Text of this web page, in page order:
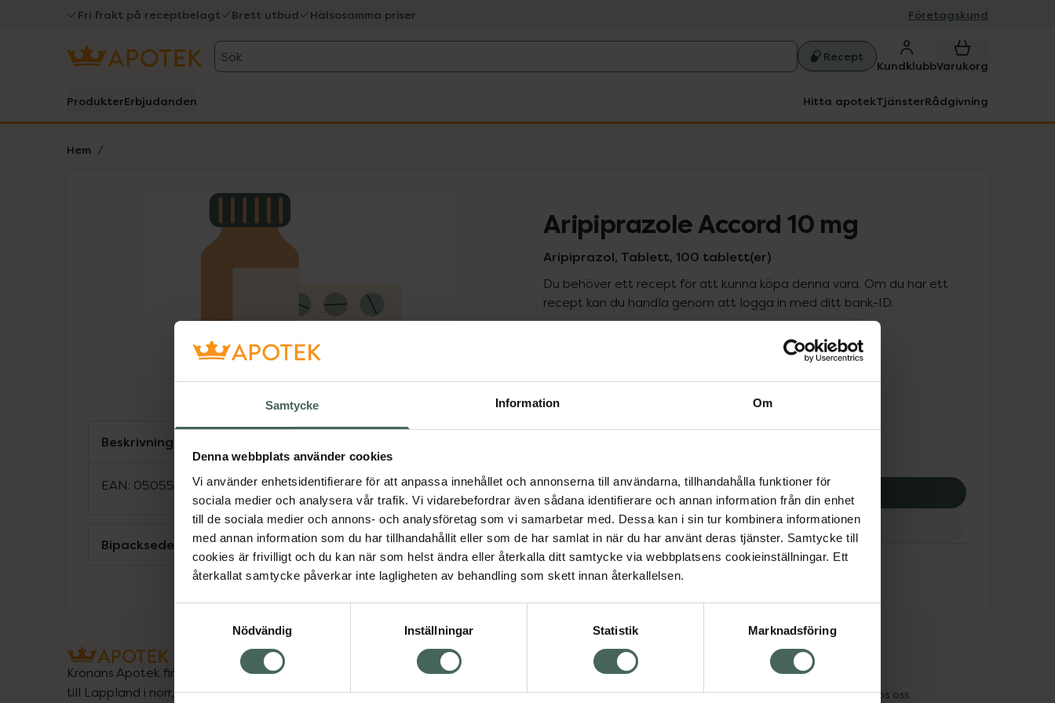
Samtycke Information Om
Denna webbplats använder cookies
Vi använder enhetsidentifierare för att anpassa innehållet och annonserna till användarna, tillhandahålla funktioner för
sociala medier och analysera vår trafik. Vi vidarebefordrar även sådana identifierare och annan information från din enhet
till de sociala medier och annons- och analysföretag som vi samarbetar med. Dessa kan i sin tur kombinera informationen
med annan information som du har tillhandahållit eller som de har samlat in när du har använt deras tjänster. Samtycke till
cookies är frivilligt och du kan när som helst ändra eller återkalla ditt samtycke via webbplatsens cookieinställningar. Ett
återkallat samtycke påverkar inte lagligheten av behandling som skett innan återkallelsen.
Nödvändig
Inställningar Statistik Marknadsföring
Fri frakt på receptbelagt Brett utbud Hälsosamma priser Företagskund
Sök Recept
KundklubbVarukorg
ProdukterErbjudanden Hitta apotekTjänsterRådgivning
Hem
Lista: . Innehåller 1 objekt. Aripiprazole Accord 10 mg
Aripiprazol, Tablett, 100 tablett(er)
Du behöver ett recept för att kunna köpa denna vara. Om du har ett
recept kan du handla genom att logga in med ditt bank-ID.
Pris med recept
1122,13 kr
Köp via ditt recept
Aktuella erbjudanden
Beskrivning
EAN: 05055565723142
Bipacksedel från FASS Visa
Kronans Apotek finns här för dig. Du hittar oss från Skåne i syd
till Lappland i norr, och online i mobilen och på datorn.
Vanliga frågor
Om recept och läkemedel
Högkostnadsskyddet
Jobba hos oss